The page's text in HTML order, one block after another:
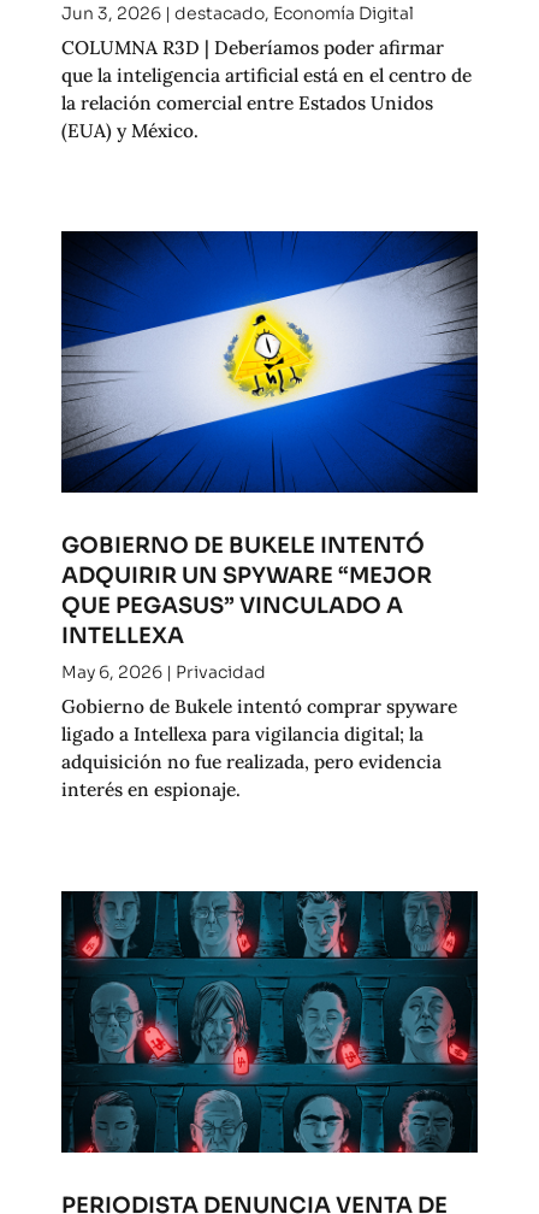
Jun 3, 2026| destacado, Economía Digital
COLUMNA R3D | Deberíamos poder afirmar
que la inteligencia artificial está en el centro de
la relación comercial entre Estados Unidos
(EUA) y México.
GOBIERNO DE BUKELE INTENTÓ
ADQUIRIR UN SPYWARE “MEJOR
QUE PEGASUS” VINCULADO A
INTELLEXA
May 6, 2026| Privacidad
Gobierno de Bukele intentó comprar spyware
ligado a Intellexa para vigilancia digital; la
adquisición no fue realizada, pero evidencia
interés en espionaje.
PERIODISTA DENUNCIA VENTA DE